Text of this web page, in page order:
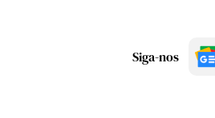
Siga-nos